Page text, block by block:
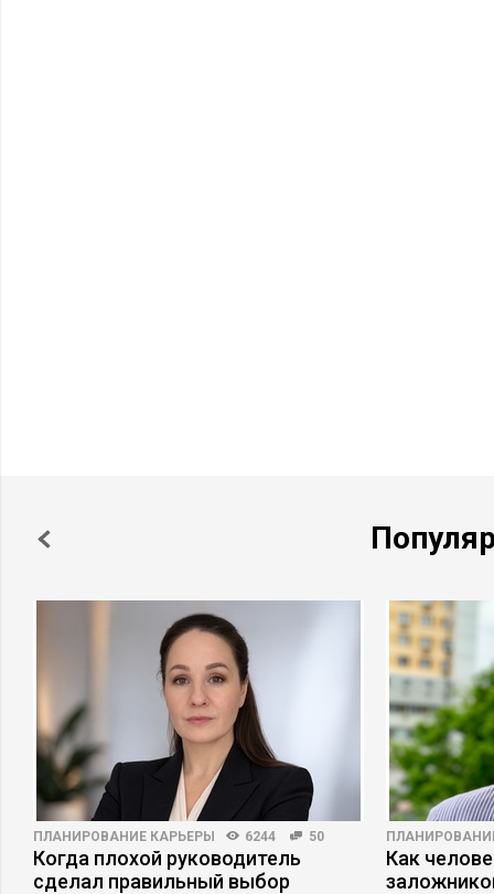
ПЛАНИРОВАНИЕ КАРЬЕРЫ 6244 50
Когда плохой руководитель
сделал правильный выбор
Как